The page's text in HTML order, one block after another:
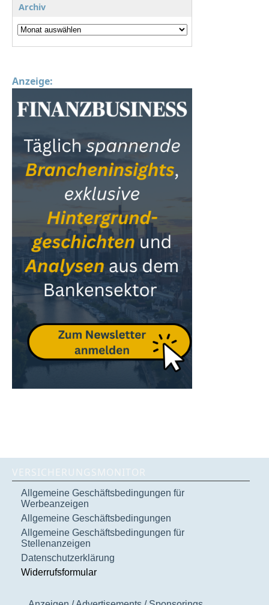
Archiv
Anzeige:
VERSICHERUNGSMONITOR
Allgemeine Geschäftsbedingungen für
Werbeanzeigen
Allgemeine Geschäftsbedingungen
Allgemeine Geschäftsbedingungen für
Stellenanzeigen
Datenschutzerklärung
Widerrufsformular